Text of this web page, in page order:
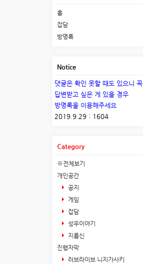
홈
잡담
방명록
Notice
댓글은 확인 못할 때도 있으니 꼭
답변받고 싶은 게 있을 경우
방명록을 이용해주세요
2019.9.29 : 1604
Category
※전체보기
개인공간
공지
게임
잡담
성우이야기
지름신
진행자막
러브라이브 니지가사키